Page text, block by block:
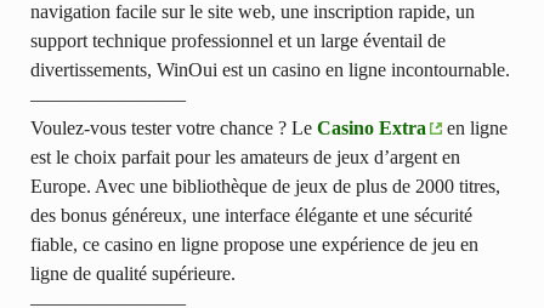
navigation facile sur le site web, une inscription rapide, un
support technique professionnel et un large éventail de
divertissements, WinOui est un casino en ligne incontournable.
————————
Voulez-vous tester votre chance ? Le Casino Extra
en ligne
est le choix parfait pour les amateurs de jeux d’argent en
Europe. Avec une bibliothèque de jeux de plus de 2000 titres,
des bonus généreux, une interface élégante et une sécurité
fiable, ce casino en ligne propose une expérience de jeu en
ligne de qualité supérieure.
————————